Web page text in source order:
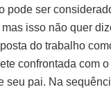
pode ser
isso não quer
do trabalho
confrontada com
seu pai. Na